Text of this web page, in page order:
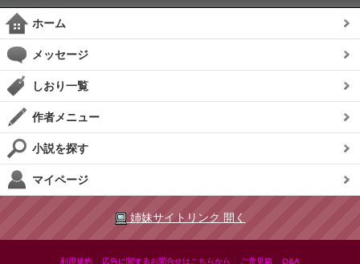
ホーム
メッセージ
しおり一覧
作者メニュー
小説を探す
マイページ
姉妹サイトリンク 開く
利用規約 広告に関するお問合せはこちらから ご意見箱 Q&A